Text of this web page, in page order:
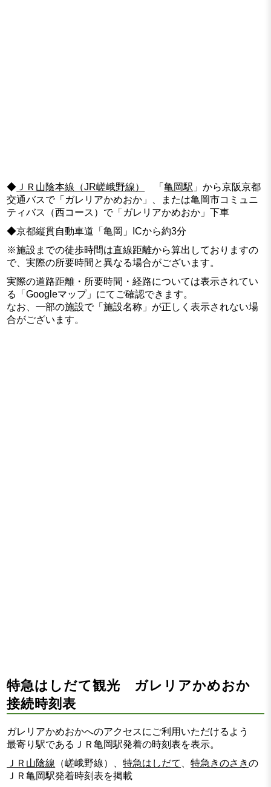
◆ ＪＲ山陰本線（JR嵯峨野線） 「亀岡駅 」から京阪京都
交通バスで「ガレリアかめおか」、または亀岡市コミュニ
ティバス（西コース）で「ガレリアかめおか」下車
◆京都縦貫自動車道「亀岡」ICから約3分
※施設までの徒歩時間は直線距離から算出しておりますの
で、実際の所要時間と異なる場合がございます。
実際の道路距離・所要時間・経路については表示されてい
る「Googleマップ」にてご確認できます。
なお、一部の施設で「施設名称」が正しく表示されない場
合がございます。
特急はしだて観光 ガレリアかめおか
接続時刻表
ガレリアかめおかへのアクセスにご利用いただけるよう
最寄り駅であるＪＲ亀岡駅発着の時刻表を表示。
ＪＲ山陰線 （嵯峨野線）、特急はしだて 、特急きのさきの
ＪＲ亀岡駅発着時刻表を掲載